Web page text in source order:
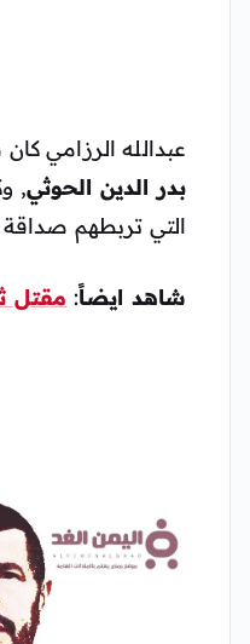
عبدالله الرزامي
بدر الدين الحوثي,
التي تربطهم صداقة
شاهد ايضاً: مقتل